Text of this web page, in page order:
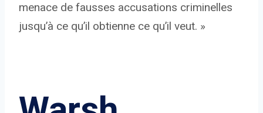
menace de fausses accusations criminelles
jusqu’à ce qu’il obtienne ce qu’il veut. »